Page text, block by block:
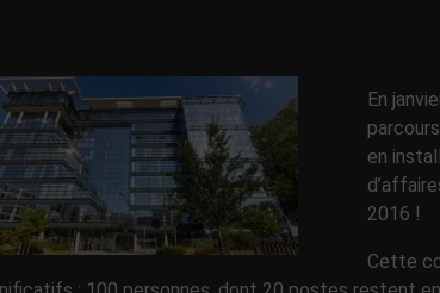
En
en
2016 !
Cette